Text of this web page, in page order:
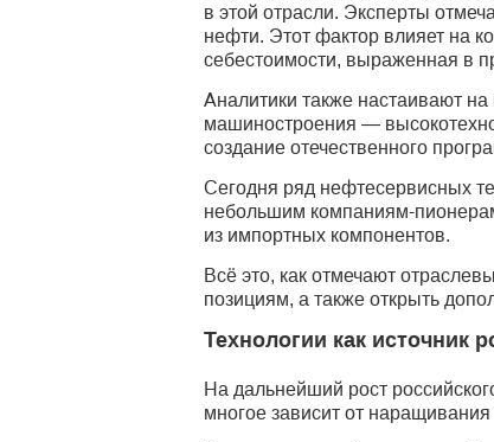
в этой отрасли. Эксперты
нефти. Этот фактор влияет на
себестоимости, выраженная в
Аналитики также настаивают
машиностроения —
создание отечественного
Сегодня ряд нефтесервисных
небольшим компаниям-
из импортных компонентов.
Всё это, как отмечают
позициям, а также открыть
Технологии как источник
На дальнейший рост
многое зависит от